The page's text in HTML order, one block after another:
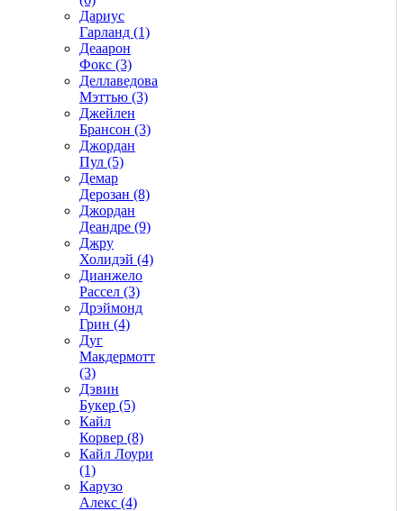
Дариус
Гарланд (1)
Деаарон
Фокс (3)
Деллаведова
Мэттью (3)
Джейлен
Брансон (3)
Джордан
Пул (5)
Демар
Дерозан (8)
Джордан
Деандре (9)
Джру
Холидэй (4)
Дианжело
Рассел (3)
Дрэймонд
Грин (4)
Дуг
Макдермотт
(3)
Дэвин
Букер (5)
Кайл
Корвер (8)
Кайл Лоури
(1)
Карузо
Алекс (4)